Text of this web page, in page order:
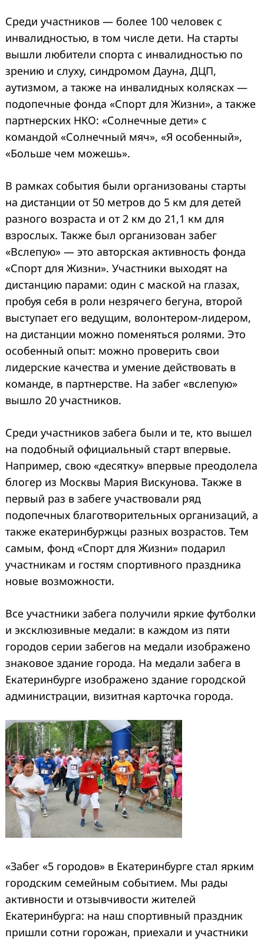
Среди участников — более 100 человек с
инвалидностью, в том числе дети. На старты
вышли любители спорта с инвалидностью по
зрению и слуху, синдромом Дауна, ДЦП,
аутизмом, а также на инвалидных колясках —
подопечные фонда «Спорт для Жизни», а также
партнерских НКО: «Солнечные дети» с
командой «Солнечный мяч», «Я особенный»,
«Больше чем можешь».
В рамках события были организованы старты
на дистанции от 50 метров до 5 км для детей
разного возраста и от 2 км до 21,1 км для
взрослых. Также был организован забег
«Вслепую» — это авторская активность фонда
«Спорт для Жизни». Участники выходят на
дистанцию парами: один с маской на глазах,
пробуя себя в роли незрячего бегуна, второй
выступает его ведущим, волонтером-лидером,
на дистанции можно поменяться ролями. Это
особенный опыт: можно проверить свои
лидерские качества и умение действовать в
команде, в партнерстве. На забег «вслепую»
вышло 20 участников.
Среди участников забега были и те, кто вышел
на подобный официальный старт впервые.
Например, свою «десятку» впервые преодолела
блогер из Москвы Мария Вискунова. Также в
первый раз в забеге участвовали ряд
подопечных благотворительных организаций, а
также екатеринбуржцы разных возрастов. Тем
самым, фонд «Спорт для Жизни» подарил
участникам и гостям спортивного праздника
новые возможности.
Все участники забега получили яркие футболки
и эксклюзивные медали: в каждом из пяти
городов серии забегов на медали изображено
знаковое здание города. На медали забега в
Екатеринбурге изображено здание городской
администрации, визитная карточка города.
«Забег «5 городов» в Екатеринбурге стал ярким
городским семейным событием. Мы рады
активности и отзывчивости жителей
Екатеринбурга: на наш спортивный праздник
пришли сотни горожан, приехали и участники